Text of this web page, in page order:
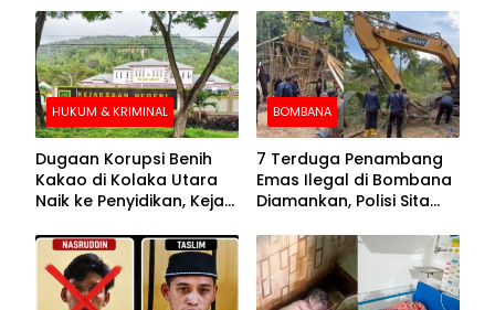
HUKUM & KRIMINAL
Dugaan Korupsi Benih
Kakao di Kolaka Utara
Naik ke Penyidikan, Kejari
BOMBANA
7 Terduga Penambang
Emas Ilegal di Bombana
Diamankan, Polisi Sita
Crusher